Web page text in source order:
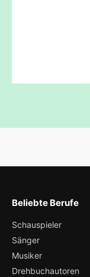
Beliebte Berufe
Schauspieler
Sänger
Musiker
Drehbuchautoren